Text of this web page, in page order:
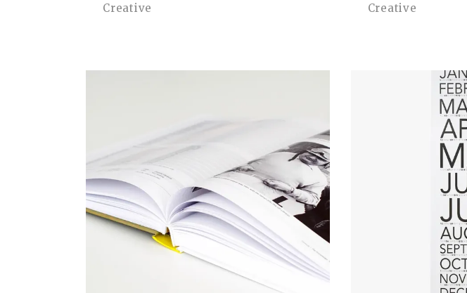
Creative Creative